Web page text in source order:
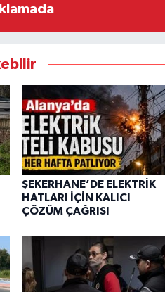
ŞEKERHANE’DE ELEKTRİK
HATLARI İÇİN KALICI
ÇÖZÜM ÇAĞRISI